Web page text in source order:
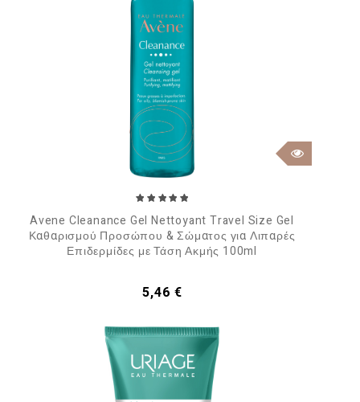
Avene Cleanance Gel Nettoyant Travel Size Gel
Καθαρισμού Προσώπου & Σώματος για Λιπαρές
Επιδερμίδες με Τάση Ακμής 100ml
Τιμή
5,46 €